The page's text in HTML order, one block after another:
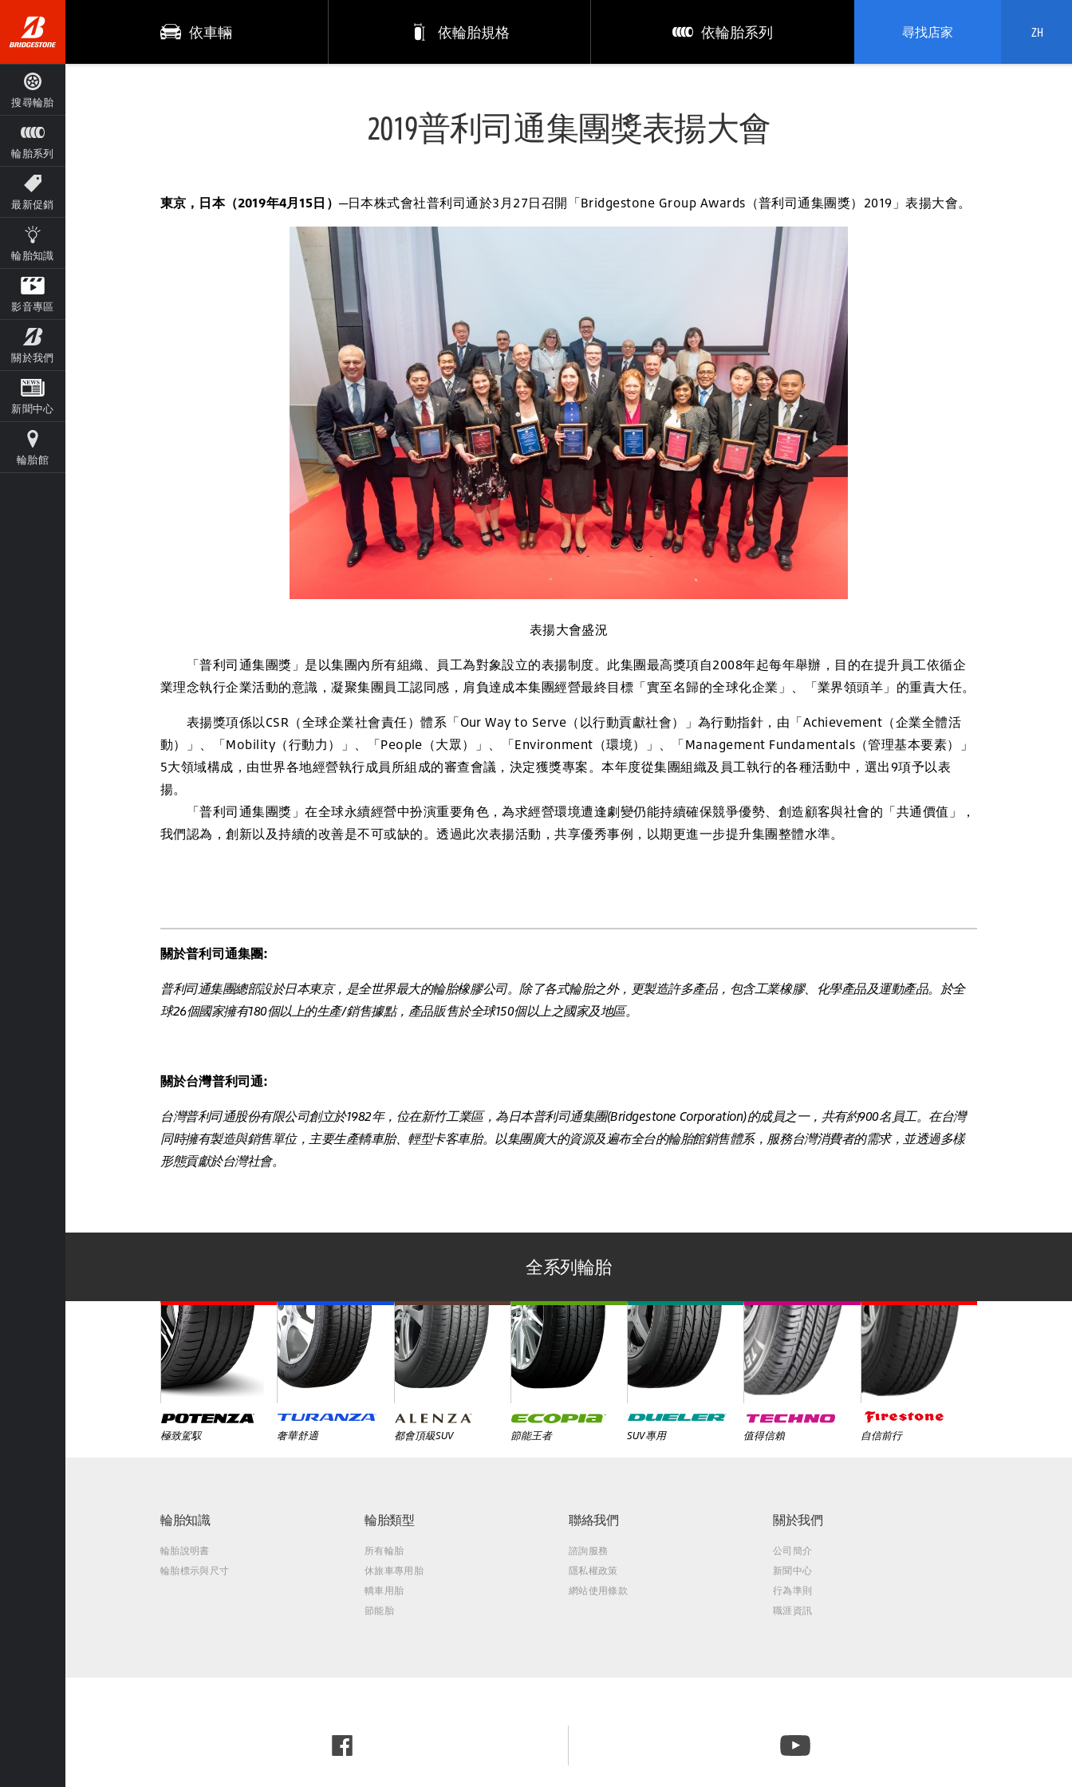
搜尋輪胎
輪胎系列
最新促銷
輪胎知識
影音專區
關於我們
新聞中心
輪胎館
依車輛 依輪胎規格 依輪胎系列 尋找店家 ZH
2019普利司通集團獎表揚大會
東京，日本（2019年4月15日）─日本株式會社普利司通於3月27日召開「Bridgestone Group Awards（普利司通集團獎）2019」表揚大會。
表揚大會盛況
「普利司通集團獎」是以集團內所有組織、員工為對象設立的表揚制度。此集團最高獎項自2008年起每年舉辦，目的在提升員工依循企
業理念執行企業活動的意識，凝聚集團員工認同感，肩負達成本集團經營最終目標「實至名歸的全球化企業」、「業界領頭羊」的重責大任。
表揚獎項係以CSR（全球企業社會責任）體系「Our Way to Serve（以行動貢獻社會）」為行動指針，由「Achievement（企業全體活
動）」、「Mobility（行動力）」、「People（大眾）」、「Environment（環境）」、「Management Fundamentals（管理基本要素）」
5大領域構成，由世界各地經營執行成員所組成的審查會議，決定獲獎專案。本年度從集團組織及員工執行的各種活動中，選出9項予以表
揚。
「普利司通集團獎」在全球永續經營中扮演重要角色，為求經營環境遭逢劇變仍能持續確保競爭優勢、創造顧客與社會的「共通價值」，
我們認為，創新以及持續的改善是不可或缺的。透過此次表揚活動，共享優秀事例，以期更進一步提升集團整體水準。
關於普利司通集團:
普利司通集團總部設於日本東京，是全世界最大的輪胎橡膠公司。除了各式輪胎之外，更製造許多產品，包含工業橡膠、化學產品及運動產品。於全
球26個國家擁有180個以上的生產/銷售據點，產品販售於全球150個以上之國家及地區。
關於台灣普利司通:
台灣普利司通股份有限公司創立於1982年，位在新竹工業區，為日本普利司通集團(Bridgestone Corporation)的成員之一，共有約900名員工。在台灣
同時擁有製造與銷售單位，主要生產轎車胎、輕型卡客車胎。以集團廣大的資源及遍布全台的輪胎館銷售體系，服務台灣消費者的需求，並透過多樣
形態貢獻於台灣社會。
全系列輪胎
極致駕馭 奢華舒適 都會頂級SUV 節能王者 SUV專用 值得信賴 自信前行
輪胎知識
輪胎說明書
輪胎標示與尺寸
輪胎類型
所有輪胎
休旅車專用胎
轎車用胎
節能胎
聯絡我們
諮詢服務
隱私權政策
網站使用條款
關於我們
公司簡介
新聞中心
行為準則
職涯資訊